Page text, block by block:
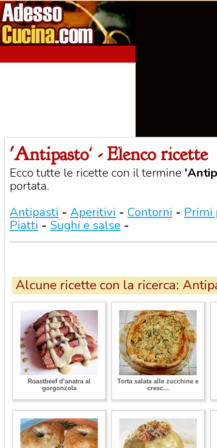
Aperitivi Antipasti Primi Piatti
'Antipasto' - Elenco ricette
Ecco tutte le ricette con il termine
portata.
Antipasti - Aperitivi - Contorni - Primi
Piatti - Sughi e salse -
Alcune ricette con la ricerca:
Roastbeef d’anatra al
gorgonzola
Torta salata alle zucchine e
cresc...